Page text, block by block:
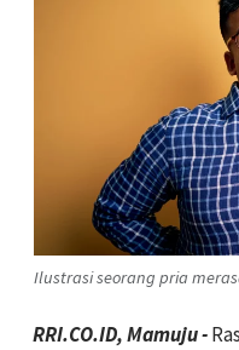
Ilustrasi seorang pria
RRI.CO.ID, Mamuju -